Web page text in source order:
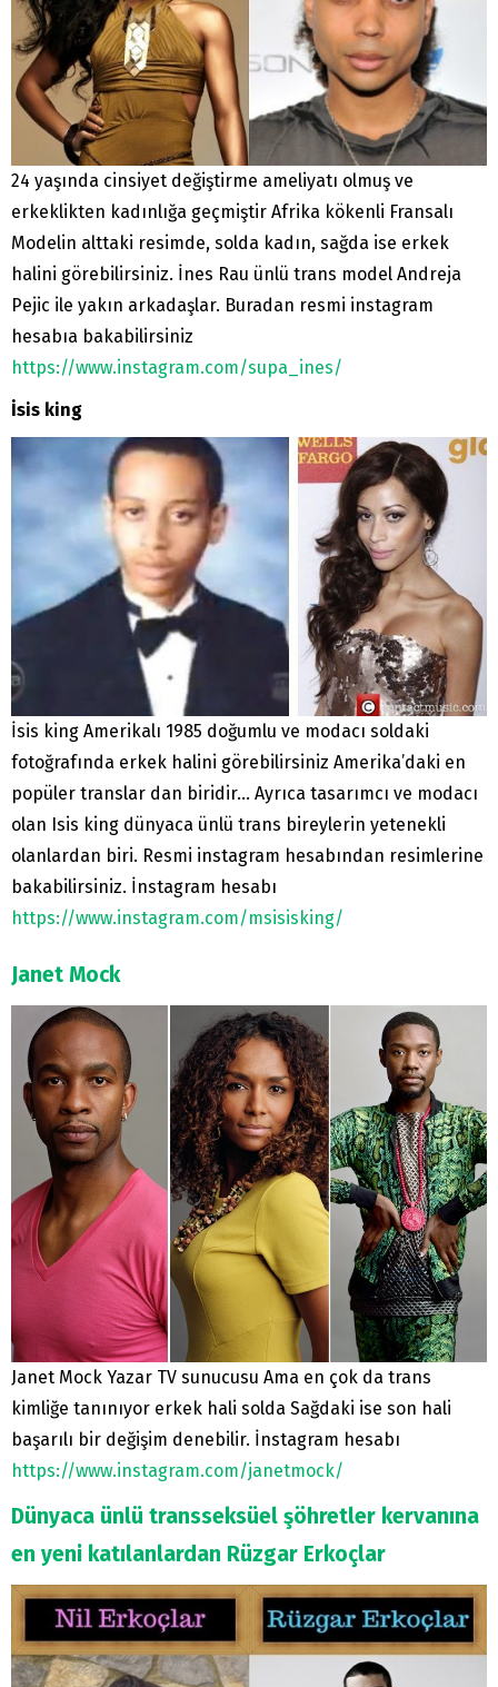
24 yaşında cinsiyet değiştirme ameliyatı olmuş ve
erkeklikten kadınlığa geçmiştir Afrika kökenli Fransalı
Modelin alttaki resimde, solda kadın, sağda ise erkek
halini görebilirsiniz. İnes Rau ünlü trans model Andreja
Pejic ile yakın arkadaşlar. Buradan resmi instagram
hesabıa bakabilirsiniz
https://www.instagram.com/supa_ines/
İsis king
İsis king Amerikalı 1985 doğumlu ve modacı soldaki
fotoğrafında erkek halini görebilirsiniz Amerika’daki en
popüler translar dan biridir… Ayrıca tasarımcı ve modacı
olan Isis king dünyaca ünlü trans bireylerin yetenekli
olanlardan biri. Resmi instagram hesabından resimlerine
bakabilirsiniz. İnstagram hesabı
https://www.instagram.com/msisisking/
Janet Mock
Janet Mock Yazar TV sunucusu Ama en çok da trans
kimliğe tanınıyor erkek hali solda Sağdaki ise son hali
başarılı bir değişim denebilir. İnstagram hesabı
https://www.instagram.com/janetmock/
Dünyaca ünlü transseksüel şöhretler kervanına
en yeni katılanlardan Rüzgar Erkoçlar